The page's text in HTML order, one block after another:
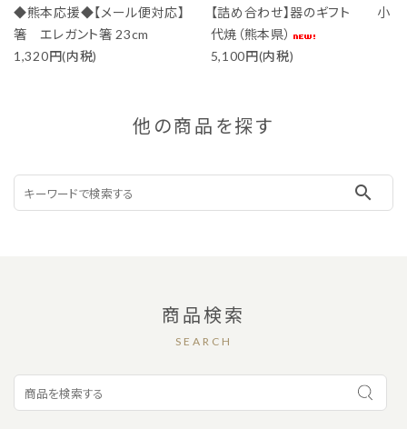
◆熊本応援◆【メール便対応】
箸 エレガント箸 23cm
1,320円(内税)
【詰め合わせ】器のギフト 小
代焼（熊本県）
5,100円(内税)
他の商品を探す
search
商品検索
SEARCH